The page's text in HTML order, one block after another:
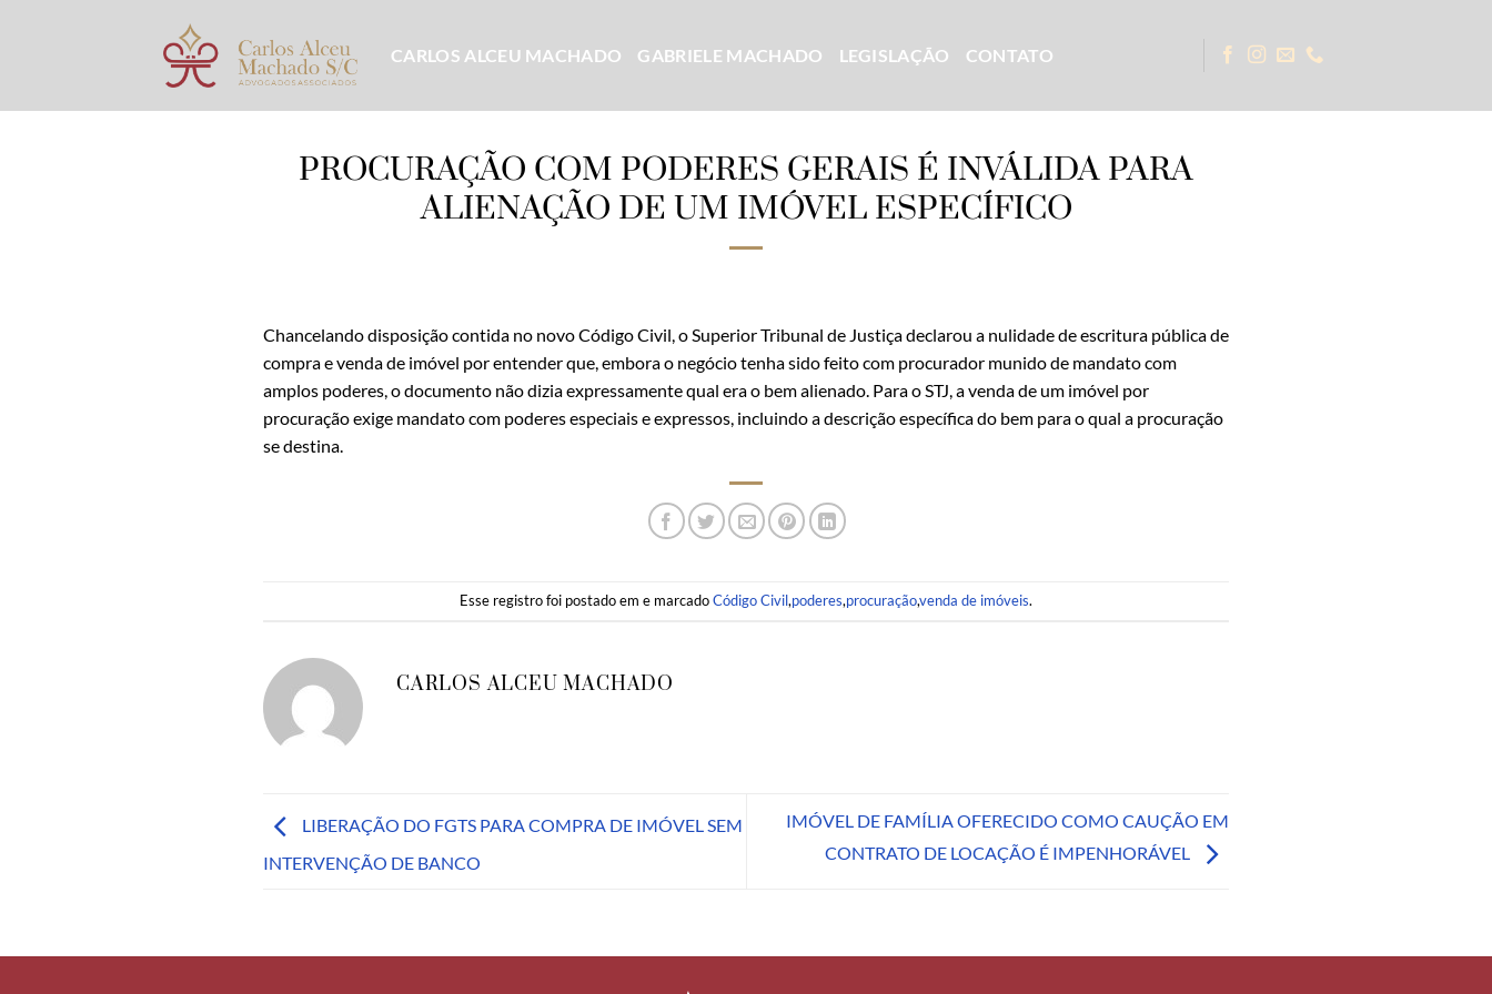
CARLOS ALCEU MACHADO GABRIELE MACHADO LEGISLAÇÃO CONTATO
PROCURAÇÃO COM PODERES GERAIS É INVÁLIDA PARA
ALIENAÇÃO DE UM IMÓVEL ESPECÍFICO
Chancelando disposição contida no novo Código Civil, o Superior Tribunal de Justiça declarou a nulidade de escritura pública de
compra e venda de imóvel por entender que, embora o negócio tenha sido feito com procurador munido de mandato com
amplos poderes, o documento não dizia expressamente qual era o bem alienado. Para o STJ, a venda de um imóvel por
procuração exige mandato com poderes especiais e expressos, incluindo a descrição específica do bem para o qual a procuração
se destina.
Esse registro foi postado em e marcadoCódigo Civil,poderes,procuração,venda de imóveis.
CARLOS ALCEU MACHADO
LIBERAÇÃO DO FGTS PARA COMPRA DE IMÓVEL SEM
INTERVENÇÃO DE BANCO
IMÓVEL DE FAMÍLIA OFERECIDO COMO CAUÇÃO EM
CONTRATO DE LOCAÇÃO É IMPENHORÁVEL